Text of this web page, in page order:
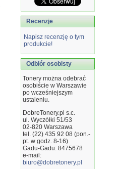
Recenzje
Napisz recenzję o tym
produkcie!
Odbiór osobisty
Tonery można odebrać
osobiście w Warszawie
po wcześniejszym
ustaleniu.
DobreTonery.pl s.c.
ul. Wyczółki 51/53
02-820 Warszawa
tel. (22) 435 92 08 (pon.-
pt. w godz. 8-16)
Gadu-Gadu: 8475678
e-mail:
biuro@dobretonery.pl